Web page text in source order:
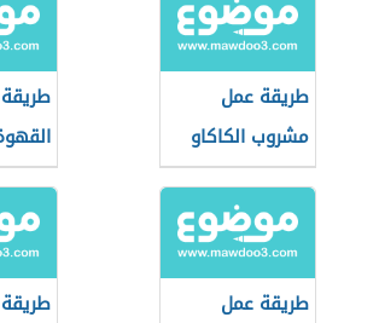
طريقة عمل
مشروب الكاكاو
طريقة عمل